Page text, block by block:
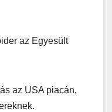
az Egyesült
az USA piacán,